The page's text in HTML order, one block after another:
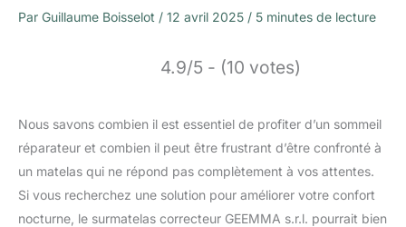
Par Guillaume Boisselot / 12 avril 2025 / 5 minutes de lecture
4.9/5 - (10 votes)
Nous savons combien il est essentiel de profiter d’un sommeil
réparateur et combien il peut être frustrant d’être confronté à
un matelas qui ne répond pas complètement à vos attentes.
Si vous recherchez une solution pour améliorer votre confort
nocturne, le surmatelas correcteur GEEMMA s.r.l. pourrait bien